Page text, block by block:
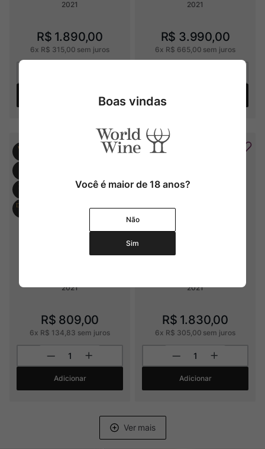
2021
R$ 1.890,00
6x R$ 315, 00 sem juros
2021
R$ 3.990,00
6x R$ 665, 00 sem juros
2021
R$ 809,00
6x R$ 134 83 sem juros
Adicionar
2021
R$ 1.830,00
6x R$ 305, 00 sem juros
Adicionar
Boas vindas
Você é maior de 18 anos?
Não
Sim